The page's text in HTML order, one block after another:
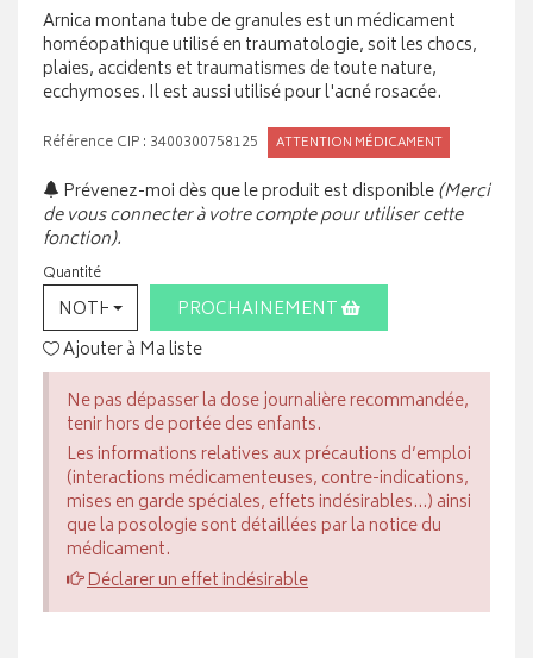
Arnica montana tube de granules est un médicament
homéopathique utilisé en traumatologie, soit les chocs,
plaies, accidents et traumatismes de toute nature,
ecchymoses. Il est aussi utilisé pour l'acné rosacée.
Référence CIP : 3400300758125 ATTENTION MÉDICAMENT
Prévenez-moi dès que le produit est disponible(Merci
de vous connecter à votre compte pour utiliser cette
fonction).
Quantité
NOTHING SELECTEDPROCHAINEMENT
Ajouter à Ma liste
Ne pas dépasser la dose journalière recommandée,
tenir hors de portée des enfants.
Les informations relatives aux précautions d’emploi
(interactions médicamenteuses, contre-indications,
mises en garde spéciales, effets indésirables...) ainsi
que la posologie sont détaillées par la notice du
médicament.
Déclarer un effet indésirable